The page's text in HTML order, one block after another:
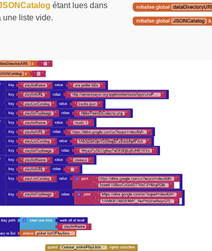
étant lues dans
une liste vide.